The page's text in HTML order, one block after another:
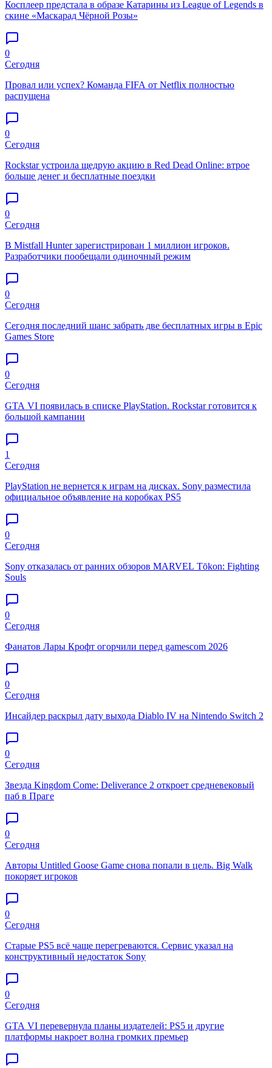
Косплеер предстала в образе Катарины из League of Legends в
скине «Маскарад Чёрной Розы»
0
Сегодня
Провал или успех? Команда FIFA от Netflix полностью
распущена
0
Сегодня
Rockstar устроила щедрую акцию в Red Dead Online: втрое
больше денег и бесплатные поездки
0
Сегодня
В Mistfall Hunter зарегистрирован 1 миллион игроков.
Разработчики пообещали одиночный режим
0
Сегодня
Сегодня последний шанс забрать две бесплатных игры в Epic
Games Store
0
Сегодня
GTA VI появилась в списке PlayStation. Rockstar готовится к
большой кампании
1
Сегодня
PlayStation не вернется к играм на дисках. Sony разместила
официальное объявление на коробках PS5
0
Сегодня
Sony отказалась от ранних обзоров MARVEL Tōkon: Fighting
Souls
0
Сегодня
Фанатов Лары Крофт огорчили перед gamescom 2026
0
Сегодня
Инсайдер раскрыл дату выхода Diablo IV на Nintendo Switch 2
0
Сегодня
Звезда Kingdom Come: Deliverance 2 откроет средневековый
паб в Праге
0
Сегодня
Авторы Untitled Goose Game снова попали в цель. Big Walk
покоряет игроков
0
Сегодня
Старые PS5 всё чаще перегреваются. Сервис указал на
конструктивный недостаток Sony
0
Сегодня
GTA VI перевернула планы издателей: PS5 и другие
платформы накроет волна громких премьер